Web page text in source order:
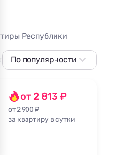
Республики
С чайником
По популярности
Сначала дешевле
Сначала дороже
Ближе к морю
от 2 813 ₽
от 2 900 ₽
за квартиру в сутки